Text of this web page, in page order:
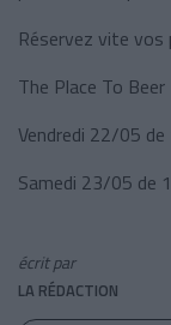
Réservez vite vos
The Place To Beer
Vendredi 22/05
Samedi 23/05 de
écrit par
LA RÉDACTION